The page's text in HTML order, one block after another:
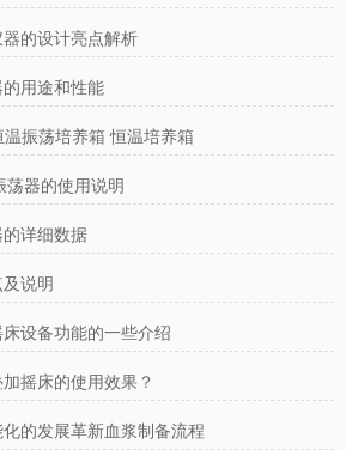
的设计亮点解析
用途和性能
振荡培养箱 恒温培养箱
荡器的使用说明
详细数据
说明
设备功能的一些介绍
摇床的使用效果？
的发展革新血浆制备流程